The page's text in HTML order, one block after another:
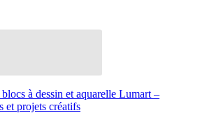
à dessin et aquarelle Lumart –
et projets créatifs